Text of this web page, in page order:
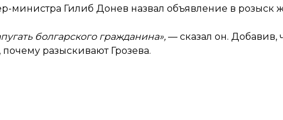
Гилиб Донев назвал объявление в розыск
болгарского гражданина», — сказал он. Добавив,
разыскивают Грозева.